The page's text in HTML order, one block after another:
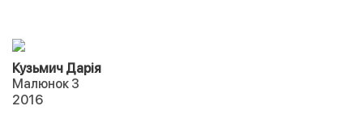
Кузьмич Дарія
Малюнок 3
2016